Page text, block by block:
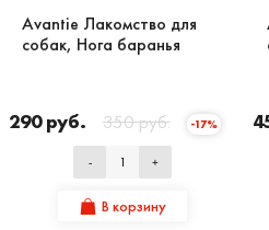
Avantie Лакомство для
собак, Нога баранья
290 руб. 350 руб. -17%
- +
В корзину